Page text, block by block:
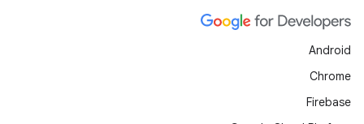
Android
Chrome
Firebase